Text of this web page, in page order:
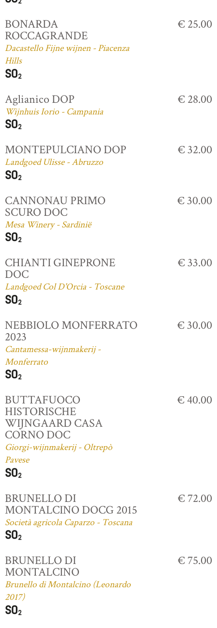
BONARDA
ROCCAGRANDE
Dacastello Fijne wijnen - Piacenza
Hills
€ 25.00
Aglianico DOP
Wijnhuis Iorio - Campania
€ 28.00
MONTEPULCIANO DOP
Landgoed Ulisse - Abruzzo
€ 32.00
CANNONAU PRIMO
SCURO DOC
Mesa Winery - Sardinië
€ 30.00
CHIANTI GINEPRONE
DOC
Landgoed Col D'Orcia - Toscane
€ 33.00
NEBBIOLO MONFERRATO
2023
Cantamessa-wijnmakerij -
Monferrato
€ 30.00
BUTTAFUOCO
HISTORISCHE
WIJNGAARD CASA
CORNO DOC
Giorgi-wijnmakerij - Oltrepò
Pavese
€ 40.00
BRUNELLO DI
MONTALCINO DOCG 2015
Società agricola Caparzo - Toscana
€ 72.00
BRUNELLO DI
MONTALCINO
Brunello di Montalcino (Leonardo
2017)
€ 75.00